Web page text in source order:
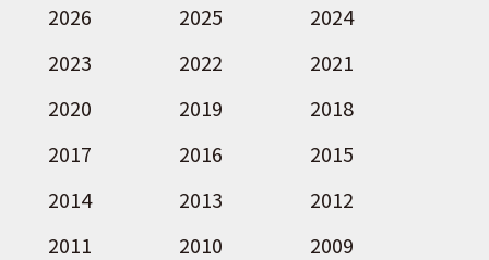
2026 2025
2024
2023
2022
2021
2020
2019
2018
2017
2016
2015
2014
2013
2012
2011
2010
2009